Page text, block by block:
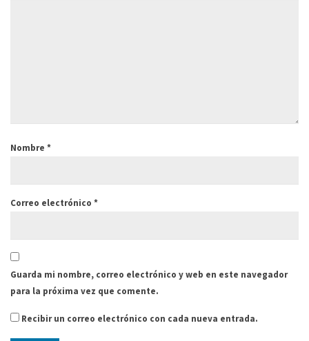
Nombre *
Correo electrónico *
Guarda mi nombre, correo electrónico y web en este navegador
para la próxima vez que comente.
Recibir un correo electrónico con cada nueva entrada.